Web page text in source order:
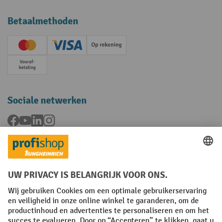
Betaalmethoden
Creditcard (Master)Creditcard (Visa)Op rekening
Vooruitbetaling
Sociale netwerken
Facebook
YouTubeLinkedInInstagram
Talen
FR NL